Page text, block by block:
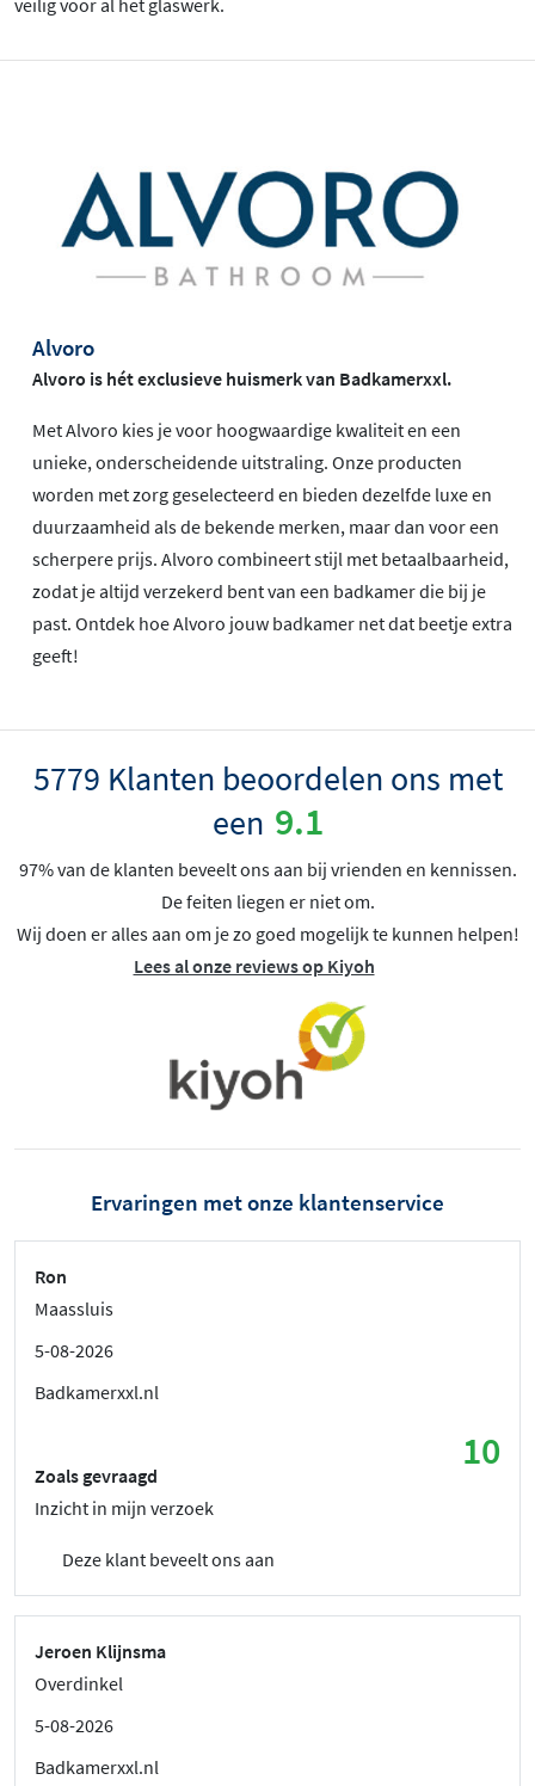
Alvoro
Alvoro is hét exclusieve huismerk van Badkamerxxl.
Met Alvoro kies je voor hoogwaardige kwaliteit en een
unieke, onderscheidende uitstraling. Onze producten
worden met zorg geselecteerd en bieden dezelfde luxe en
duurzaamheid als de bekende merken, maar dan voor een
scherpere prijs. Alvoro combineert stijl met betaalbaarheid,
zodat je altijd verzekerd bent van een badkamer die bij je
past. Ontdek hoe Alvoro jouw badkamer net dat beetje extra
geeft!
5779 Klanten beoordelen ons met
een 9.1
97% van de klanten beveelt ons aan bij vrienden en kennissen.
De feiten liegen er niet om.
Wij doen er alles aan om je zo goed mogelijk te kunnen helpen!
Lees al onze reviews op Kiyoh
Ervaringen met onze klantenservice
Ron
Maassluis
5-08-2026
Badkamerxxl.nl
10
Zoals gevraagd
Inzicht in mijn verzoek
Deze klant beveelt ons aan
Jeroen Klijnsma
Overdinkel
5-08-2026
Badkamerxxl.nl